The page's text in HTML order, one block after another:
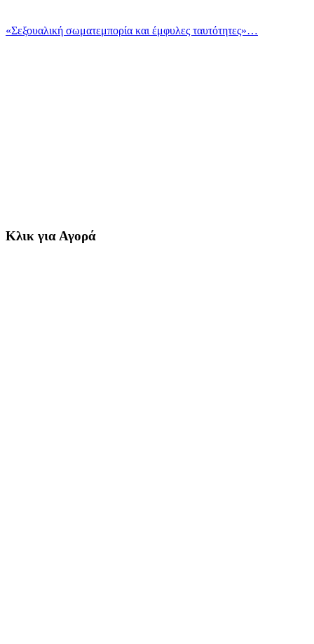
«Σεξουαλική σωματεμπορία και έμφυλες ταυτότητες»…
Κλικ για Αγορά